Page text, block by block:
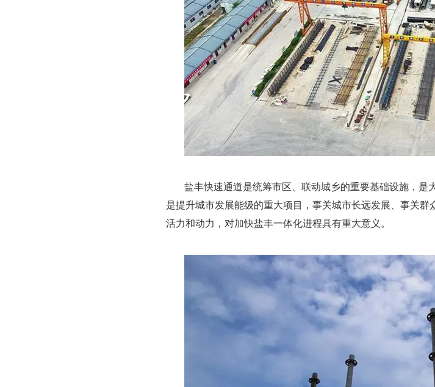
盐丰快速通道是统筹市区、联动城乡的重要基础设施，是
是提升城市发展能级的重大项目，事关城市长远发展、事关
活力和动力，对加快盐丰一体化进程具有重大意义。